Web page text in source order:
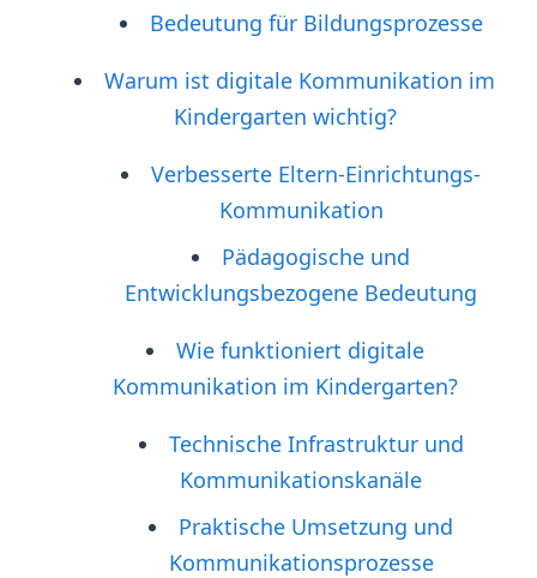
Bedeutung für Bildungsprozesse
Warum ist digitale Kommunikation im
Kindergarten wichtig?
Verbesserte Eltern-Einrichtungs-
Kommunikation
Pädagogische und
Entwicklungsbezogene Bedeutung
Wie funktioniert digitale
Kommunikation im Kindergarten?
Technische Infrastruktur und
Kommunikationskanäle
Praktische Umsetzung und
Kommunikationsprozesse